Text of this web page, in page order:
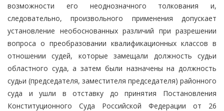
возможности его неоднозначного толкования и,
следовательно, произвольного применения допускает
установление необоснованных различий при разрешении
вопроса о преобразовании квалификационных классов в
отношении судей, которые замещали должность судьи
областного суда, а затем были назначены на должность
судьи (председателя, заместителя председателя) районного
суда и ушли в отставку до принятия Постановления
Конституционного Суда Российской Федерации от 26